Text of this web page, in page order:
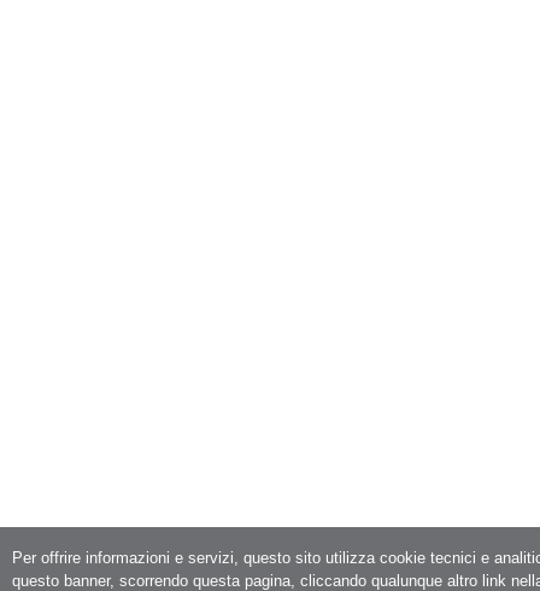
Per offrire informazioni e servizi, questo sito utilizza cookie tecnici e
questo banner, scorrendo questa pagina, cliccando qualunque altro link